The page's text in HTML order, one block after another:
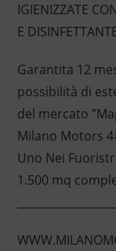
IGIENIZZATE
E
Garantita 12
possibilità di
del mercato
Milano Motors
Uno Nei
1.500 mq